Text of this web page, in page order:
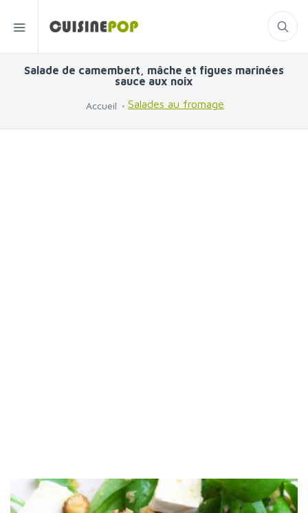
Salade de camembert, mâche et figues marinées
sauce aux noix
Accueil Salades au fromage